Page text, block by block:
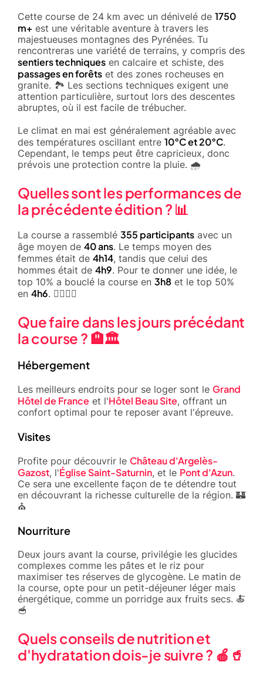
Cette course de 24 km avec un dénivelé de 1750
m+ est une véritable aventure à travers les
majestueuses montagnes des Pyrénées. Tu
rencontreras une variété de terrains, y compris des
sentiers techniques en calcaire et schiste, des
passages en forêts et des zones rocheuses en
granite. 🏞️ Les sections techniques exigent une
attention particulière, surtout lors des descentes
abruptes, où il est facile de trébucher.
Le climat en mai est généralement agréable avec
des températures oscillant entre 10°C et 20°C.
Cependant, le temps peut être capricieux, donc
prévois une protection contre la pluie. 🌧️
Quelles sont les performances de
la précédente édition ? 📊
La course a rassemblé 355 participants avec un
âge moyen de 40 ans. Le temps moyen des
femmes était de 4h14, tandis que celui des
hommes était de 4h9. Pour te donner une idée, le
top 10% a bouclé la course en 3h8 et le top 50%
en 4h6. 🏃‍♂️🏃‍♀️
Que faire dans les jours précédant
la course ? 🏨🏛️
Hébergement
Les meilleurs endroits pour se loger sont le Grand
Hôtel de France et l'Hôtel Beau Site, offrant un
confort optimal pour te reposer avant l'épreuve.
Visites
Profite pour découvrir le Château d'Argelès-
Gazost, l'Église Saint-Saturnin, et le Pont d'Azun.
Ce sera une excellente façon de te détendre tout
en découvrant la richesse culturelle de la région. 🏰
⛪
Nourriture
Deux jours avant la course, privilégie les glucides
complexes comme les pâtes et le riz pour
maximiser tes réserves de glycogène. Le matin de
la course, opte pour un petit-déjeuner léger mais
énergétique, comme un porridge aux fruits secs. 🍝
🥣
Quels conseils de nutrition et
d'hydratation dois-je suivre ? 🍎🥤